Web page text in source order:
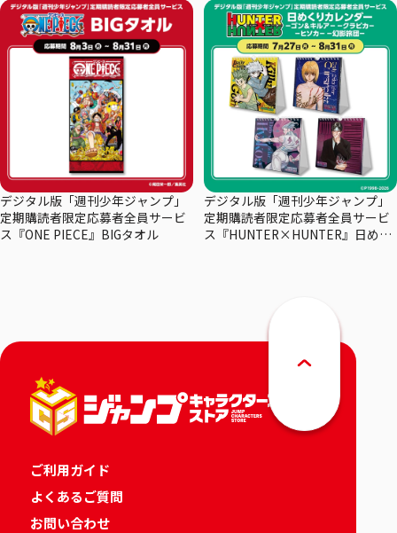
デジタル版「週刊少年ジャンプ」
定期購読者限定応募者全員サービ
ス『ONE PIECE』BIGタオル
デジタル版「週刊少年ジャンプ」
定期購読者限定応募者全員サービ
ス『HUNTER×HUNTER』日めく
ご利用ガイド
よくあるご質問
お問い合わせ